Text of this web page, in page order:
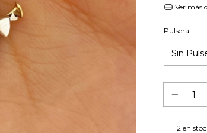
Ver más
Pulsera
2 en